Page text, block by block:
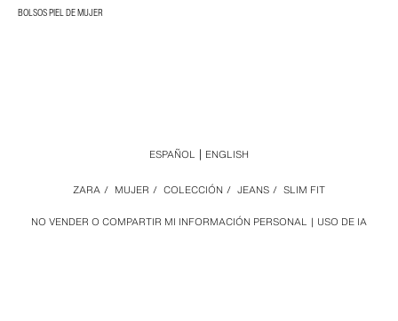
BOLSOS PIEL DE MUJER
NO VENDER O COMPARTIR MI INFORMACIÓN PERSONAL USO DE IA
ZARA / MUJER / COLECCIÓN / JEANS / SLIM FIT
ESPAÑOL ENGLISH